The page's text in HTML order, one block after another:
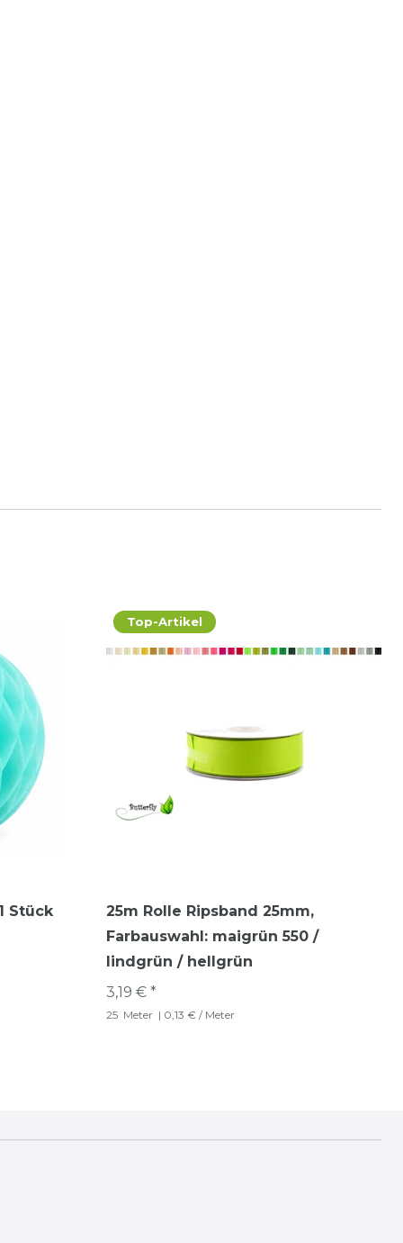
Stück
Top-Artikel
25m Rolle Ripsband 25mm,
Farbauswahl: maigrün 550 /
lindgrün / hellgrün
3,19 € *
25 Meter | 0,13 € / Meter